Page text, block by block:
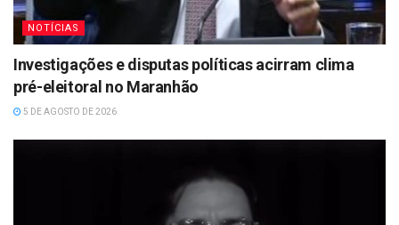
NOTÍCIAS
Investigações e disputas políticas acirram clima
pré-eleitoral no Maranhão
5 DE AGOSTO DE 2026